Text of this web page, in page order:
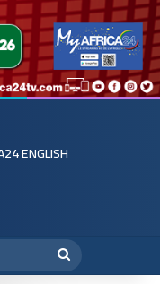
ENGLISH